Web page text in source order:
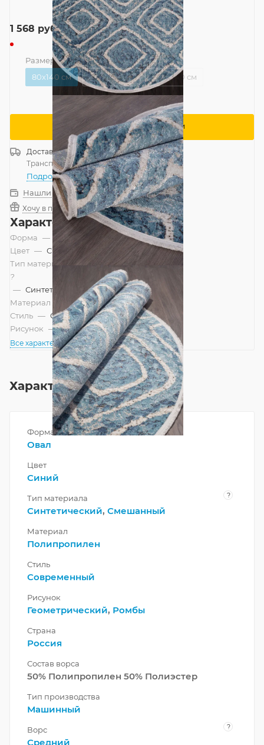
1 568 руб.
Размер — 80x140 см
80x140 см
200x290 см 240x340 см
Сообщить о поступлении
ДоставкаРоссия
Транспортной компанией—бесплатно
Подробнее
Нашли дешевле?
Хочу в подарок
Характеристики
Форма —
Овал
Цвет — Синий
Тип материала
?
— Синтетический, Смешанный
Материал
Полипропилен
Стиль — Современный
Рисунок — Геометрический, Ромбы
Все характеристики
Характеристики
Форма
Овал
Цвет
Синий
Тип материала ?
Синтетический, Смешанный
Материал
Полипропилен
Стиль
Современный
Рисунок
Геометрический, Ромбы
Страна
Россия
Состав ворса
50% Полипропилен 50% Полиэстер
Тип производства
Машинный
Ворс ?
Средний